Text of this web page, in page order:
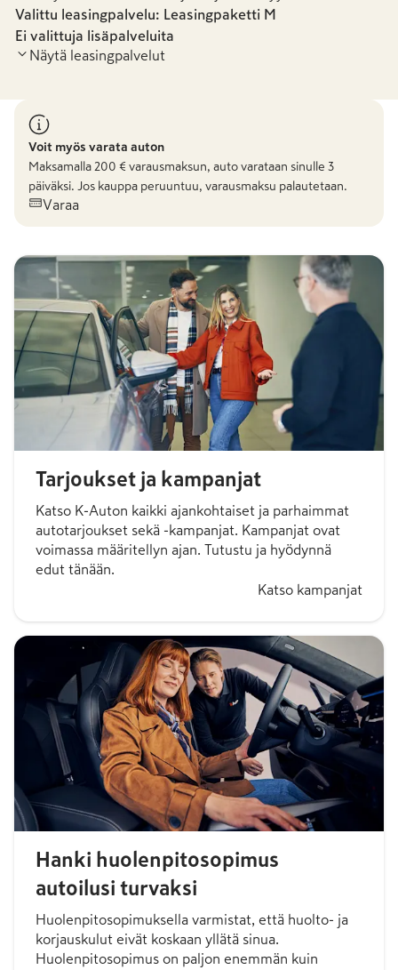
Valittu leasingpalvelu: Leasingpaketti M
-49,36 €
Ei valittuja lisäpalveluita
Näytä leasingpalvelut
Voit myös varata auton
Maksamalla 200 € varausmaksun, auto varataan sinulle 3
päiväksi. Jos kauppa peruuntuu, varausmaksu palautetaan.
Varaa
Tarjoukset ja kampanjat
Katso K-Auton kaikki ajankohtaiset ja parhaimmat
autotarjoukset sekä -kampanjat. Kampanjat ovat
voimassa määritellyn ajan. Tutustu ja hyödynnä
edut tänään.
Katso kampanjat
Hanki huolenpitosopimus
autoilusi turvaksi
Huolenpitosopimuksella varmistat, että huolto- ja
korjauskulut eivät koskaan yllätä sinua.
Huolenpitosopimus on paljon enemmän kuin